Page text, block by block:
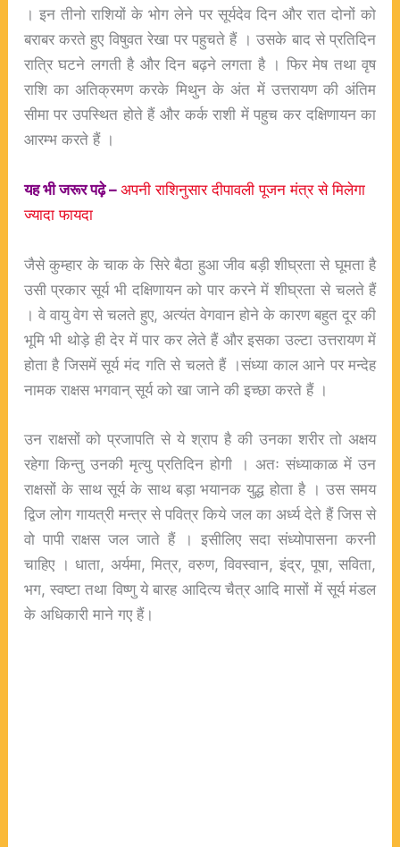
। इन तीनो राशियों के भोग लेने पर सूर्यदेव दिन और रात दोनों को
बराबर करते हुए विषुवत रेखा पर पहुचते हैं । उसके बाद से प्रतिदिन
रात्रि घटने लगती है और दिन बढ़ने लगता है । फिर मेष तथा वृष
राशि का अतिक्रमण करके मिथुन के अंत में उत्तरायण की अंतिम
सीमा पर उपस्थित होते हैं और कर्क राशी में पहुच कर दक्षिणायन का
आरम्भ करते हैं ।
यह भी जरूर पढ़े –अपनी राशिनुसार दीपावली पूजन मंत्र से मिलेगा
ज्यादा फायदा
जैसे कुम्हार के चाक के सिरे बैठा हुआ जीव बड़ी शीघ्रता से घूमता है
उसी प्रकार सूर्य भी दक्षिणायन को पार करने में शीघ्रता से चलते हैं
। वे वायु वेग से चलते हुए, अत्यंत वेगवान होने के कारण बहुत दूर की
भूमि भी थोड़े ही देर में पार कर लेते हैं और इसका उल्टा उत्तरायण में
होता है जिसमें सूर्य मंद गति से चलते हैं ।संध्या काल आने पर मन्देह
नामक राक्षस भगवान् सूर्य को खा जाने की इच्छा करते हैं ।
उन राक्षसों को प्रजापति से ये श्राप है की उनका शरीर तो अक्षय
रहेगा किन्तु उनकी मृत्यु प्रतिदिन होगी । अतः संध्याकाळ में उन
राक्षसों के साथ सूर्य के साथ बड़ा भयानक युद्ध होता है । उस समय
द्विज लोग गायत्री मन्त्र से पवित्र किये जल का अर्ध्य देते हैं जिस से
वो पापी राक्षस जल जाते हैं । इसीलिए सदा संध्योपासना करनी
चाहिए । धाता, अर्यमा, मित्र, वरुण, विवस्वान, इंद्र, पूषा, सविता,
भग, स्वष्टा तथा विष्णु ये बारह आदित्य चैत्र आदि मासों में सूर्य मंडल
के अधिकारी माने गए हैं।